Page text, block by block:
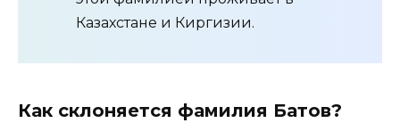
Казахстане и Киргизии.
Как склоняется фамилия Батов?